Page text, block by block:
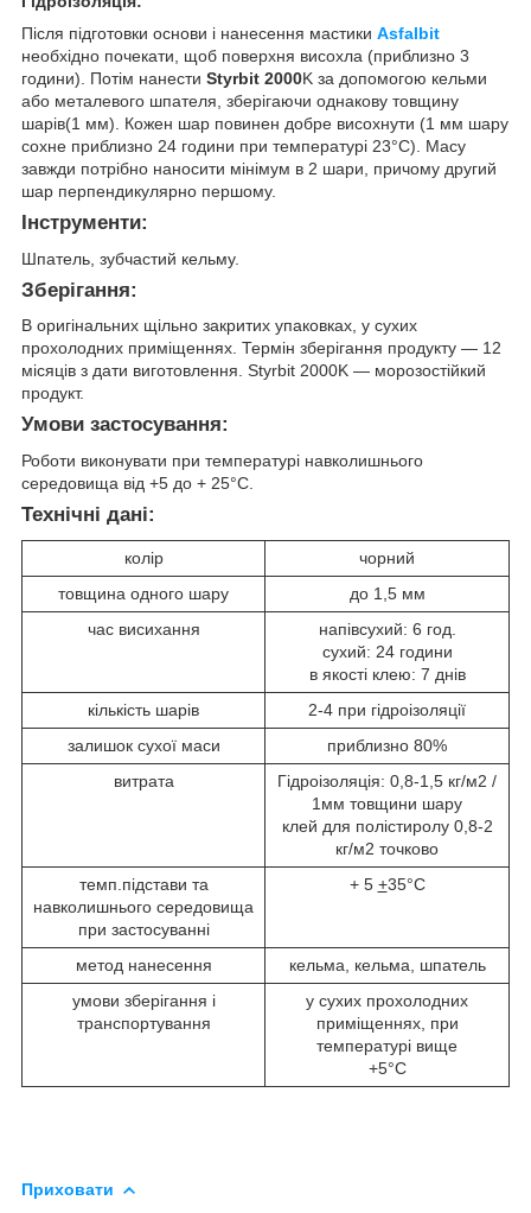
Після підготовки основи і нанесення мастики Asfalbit
необхідно почекати, щоб поверхня висохла (приблизно 3
години). Потім нанести Styrbit 2000K за допомогою кельми
або металевого шпателя, зберігаючи однакову товщину
шарів(1 мм). Кожен шар повинен добре висохнути (1 мм шару
сохне приблизно 24 години при температурі 23°С). Масу
завжди потрібно наносити мінімум в 2 шари, причому другий
шар перпендикулярно першому.
Інструменти:
Шпатель, зубчастий кельму.
Зберігання:
В оригінальних щільно закритих упаковках, у сухих
прохолодних приміщеннях. Термін зберігання продукту — 12
місяців з дати виготовлення. Styrbit 2000K — морозостійкий
продукт.
Умови застосування:
Роботи виконувати при температурі навколишнього
середовища від +5 до + 25°С.
Технічні дані:
колір
чорний
товщина одного шару
до 1,5 мм
час висихання
напівсухий: 6 год.
сухий: 24 години
в якості клею: 7 днів
кількість шарів
2-4 при гідроізоляції
залишок сухої маси
приблизно 80%
витрата
Гідроізоляція: 0,8-1,5 кг/м2 /
1мм товщини шару
клей для полістиролу 0,8-2
кг/м2 точково
темп.підстави та
навколишнього середовища
при застосуванні
+ 5 +35°C
метод нанесення
кельма, кельма, шпатель
умови зберігання і
транспортування
у сухих прохолодних
приміщеннях, при
температурі вище
+5°C
Приховати